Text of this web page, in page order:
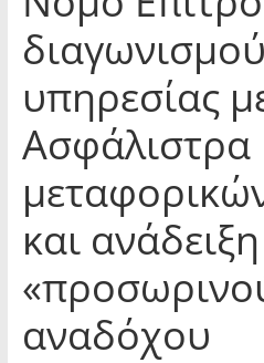
υπηρεσίας
Ασφάλιστρα
και ανάδειξη
αναδόχου